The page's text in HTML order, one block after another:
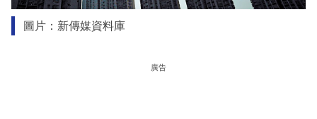
圖片：新傳媒資料庫
廣告